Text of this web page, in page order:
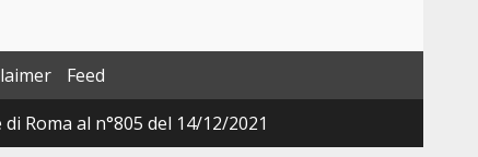
Feed
Roma al n°805 del 14/12/2021